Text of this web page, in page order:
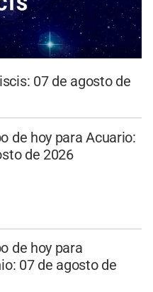
07 de agosto de
de hoy para Acuario:
de 2026
de hoy para
07 de agosto de